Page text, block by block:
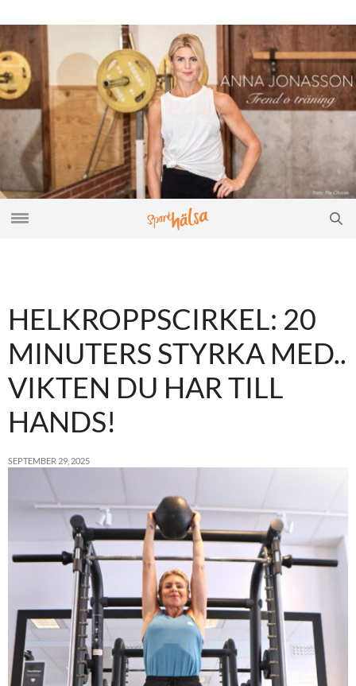
HELKROPPSCIRKEL: 20
MINUTERS STYRKA MED..
VIKTEN DU HAR TILL
HANDS!
SEPTEMBER 29, 2025